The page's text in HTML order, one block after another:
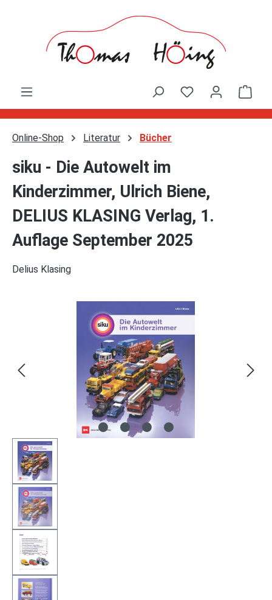
Online-Shop Literatur Bücher
siku - Die Autowelt im
Kinderzimmer, Ulrich Biene,
DELIUS KLASING Verlag, 1.
Auflage September 2025
Delius Klasing